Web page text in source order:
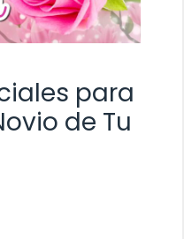
para
de Tu